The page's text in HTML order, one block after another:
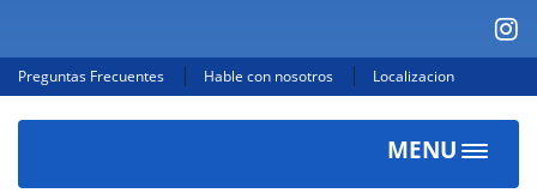
Preguntas Frecuentes Hable con nosotros Localizacion
MENU
Toggle